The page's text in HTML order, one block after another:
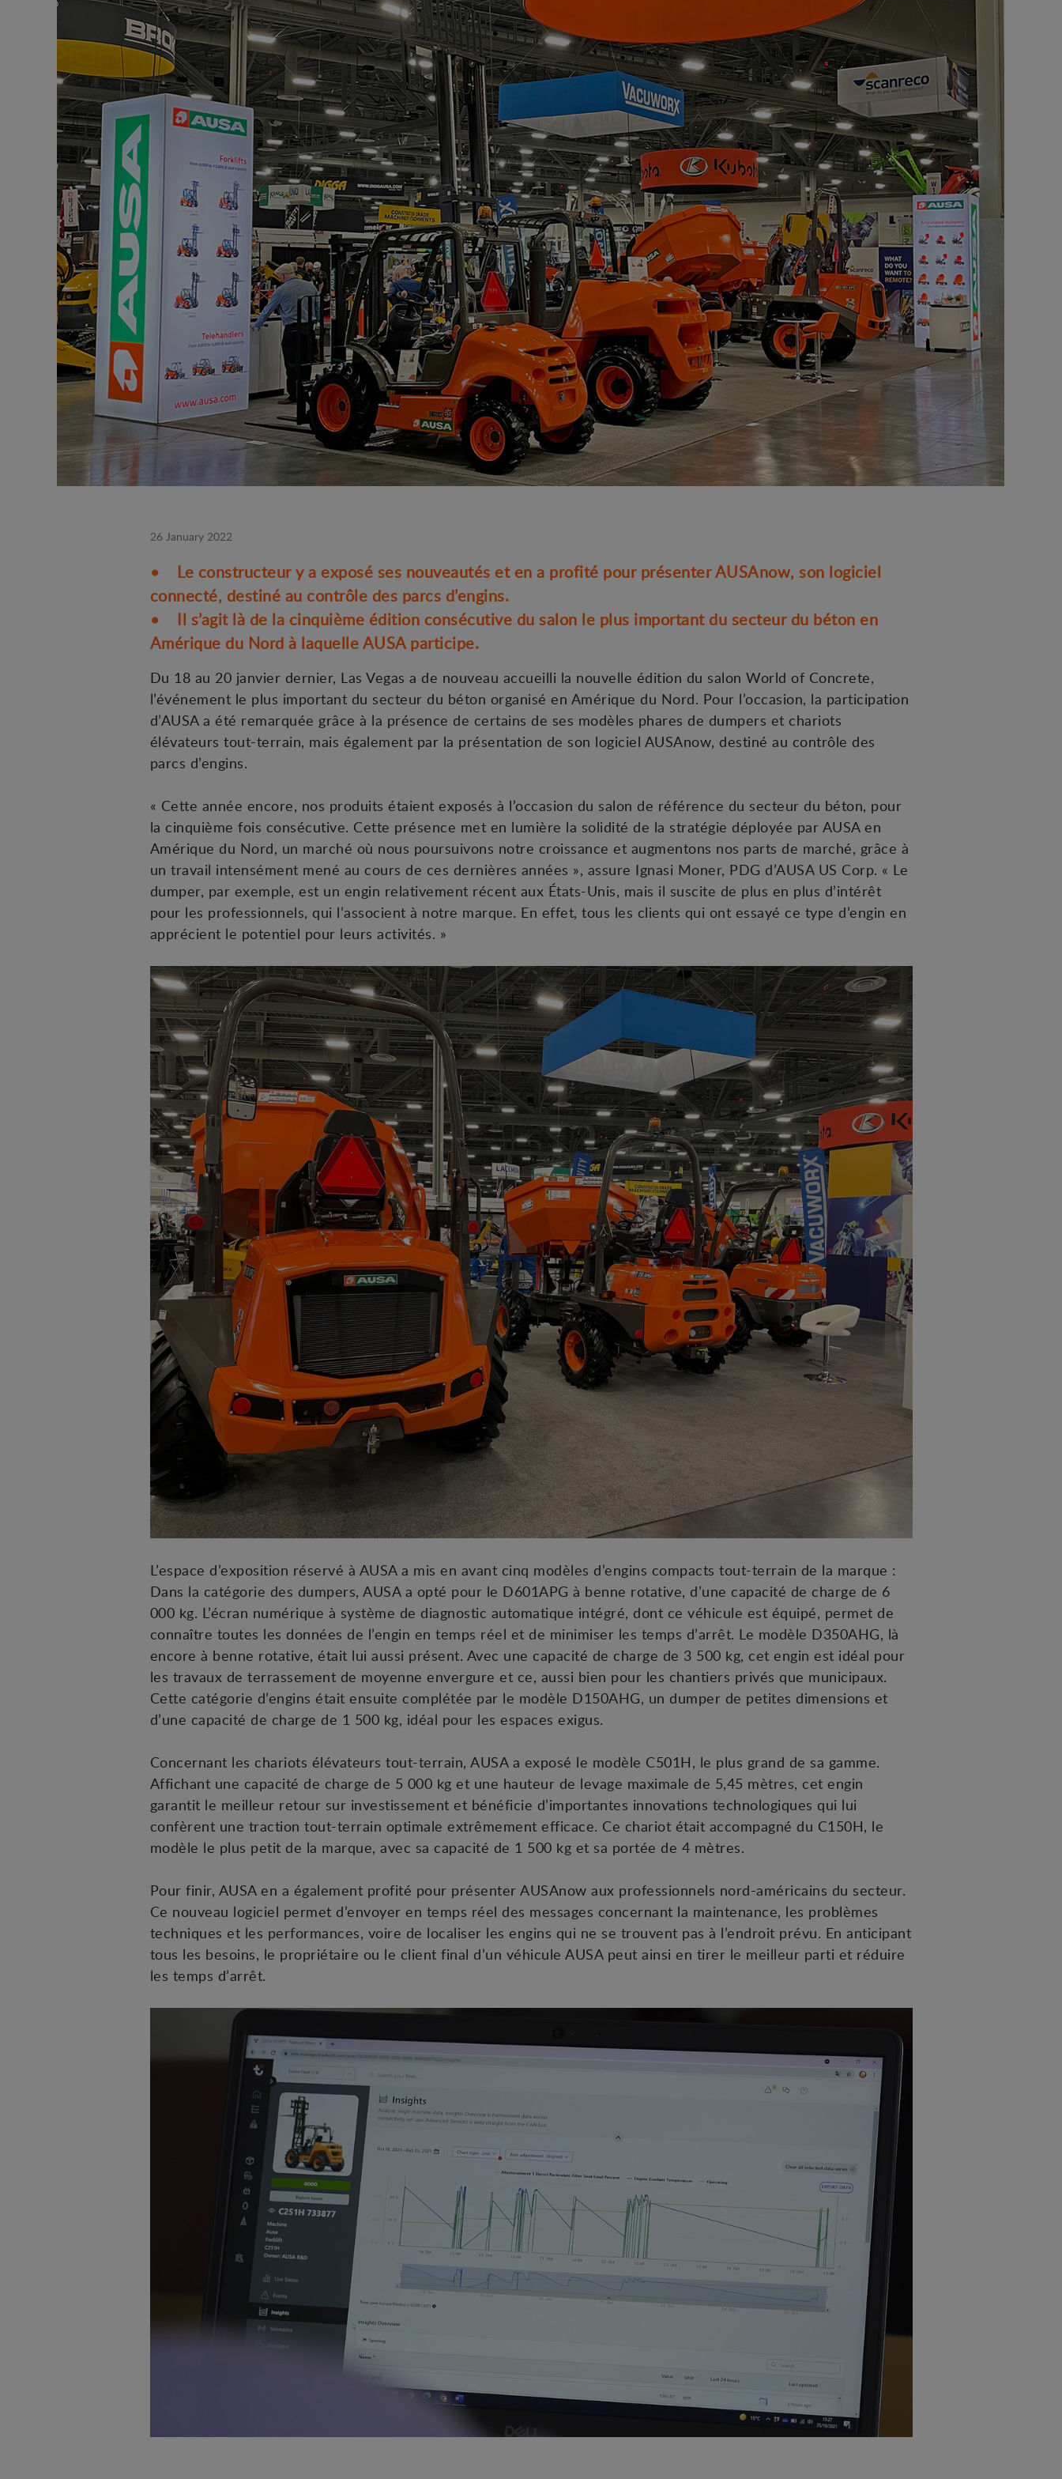
26 January 2022
• Le constructeur y a exposé ses nouveautés et en a profité pour présenter AUSAnow, son logiciel
connecté, destiné au contrôle des parcs d’engins.
• Il s’agit là de la cinquième édition consécutive du salon le plus important du secteur du béton en
Amérique du Nord à laquelle AUSA participe.
Du 18 au 20 janvier dernier, Las Vegas a de nouveau accueilli la nouvelle édition du salon World of Concrete,
l’événement le plus important du secteur du béton organisé en Amérique du Nord. Pour l’occasion, la participation
d’AUSA a été remarquée grâce à la présence de certains de ses modèles phares de dumpers et chariots
élévateurs tout-terrain, mais également par la présentation de son logiciel AUSAnow, destiné au contrôle des
parcs d’engins.
« Cette année encore, nos produits étaient exposés à l’occasion du salon de référence du secteur du béton, pour
la cinquième fois consécutive. Cette présence met en lumière la solidité de la stratégie déployée par AUSA en
Amérique du Nord, un marché où nous poursuivons notre croissance et augmentons nos parts de marché, grâce à
un travail intensément mené au cours de ces dernières années », assure Ignasi Moner, PDG d’AUSA US Corp. « Le
dumper, par exemple, est un engin relativement récent aux États-Unis, mais il suscite de plus en plus d’intérêt
pour les professionnels, qui l’associent à notre marque. En effet, tous les clients qui ont essayé ce type d’engin en
apprécient le potentiel pour leurs activités. »
L’espace d’exposition réservé à AUSA a mis en avant cinq modèles d’engins compacts tout-terrain de la marque :
Dans la catégorie des dumpers, AUSA a opté pour le D601APG à benne rotative, d’une capacité de charge de 6
000 kg. L’écran numérique à système de diagnostic automatique intégré, dont ce véhicule est équipé, permet de
connaître toutes les données de l’engin en temps réel et de minimiser les temps d’arrêt. Le modèle D350AHG, là
encore à benne rotative, était lui aussi présent. Avec une capacité de charge de 3 500 kg, cet engin est idéal pour
les travaux de terrassement de moyenne envergure et ce, aussi bien pour les chantiers privés que municipaux.
Cette catégorie d’engins était ensuite complétée par le modèle D150AHG, un dumper de petites dimensions et
d’une capacité de charge de 1 500 kg, idéal pour les espaces exigus.
Concernant les chariots élévateurs tout-terrain, AUSA a exposé le modèle C501H, le plus grand de sa gamme.
Affichant une capacité de charge de 5 000 kg et une hauteur de levage maximale de 5,45 mètres, cet engin
garantit le meilleur retour sur investissement et bénéficie d’importantes innovations technologiques qui lui
confèrent une traction tout-terrain optimale extrêmement efficace. Ce chariot était accompagné du C150H, le
modèle le plus petit de la marque, avec sa capacité de 1 500 kg et sa portée de 4 mètres.
Pour finir, AUSA en a également profité pour présenter AUSAnow aux professionnels nord-américains du secteur.
Ce nouveau logiciel permet d’envoyer en temps réel des messages concernant la maintenance, les problèmes
techniques et les performances, voire de localiser les engins qui ne se trouvent pas à l’endroit prévu. En anticipant
tous les besoins, le propriétaire ou le client final d’un véhicule AUSA peut ainsi en tirer le meilleur parti et réduire
les temps d’arrêt.